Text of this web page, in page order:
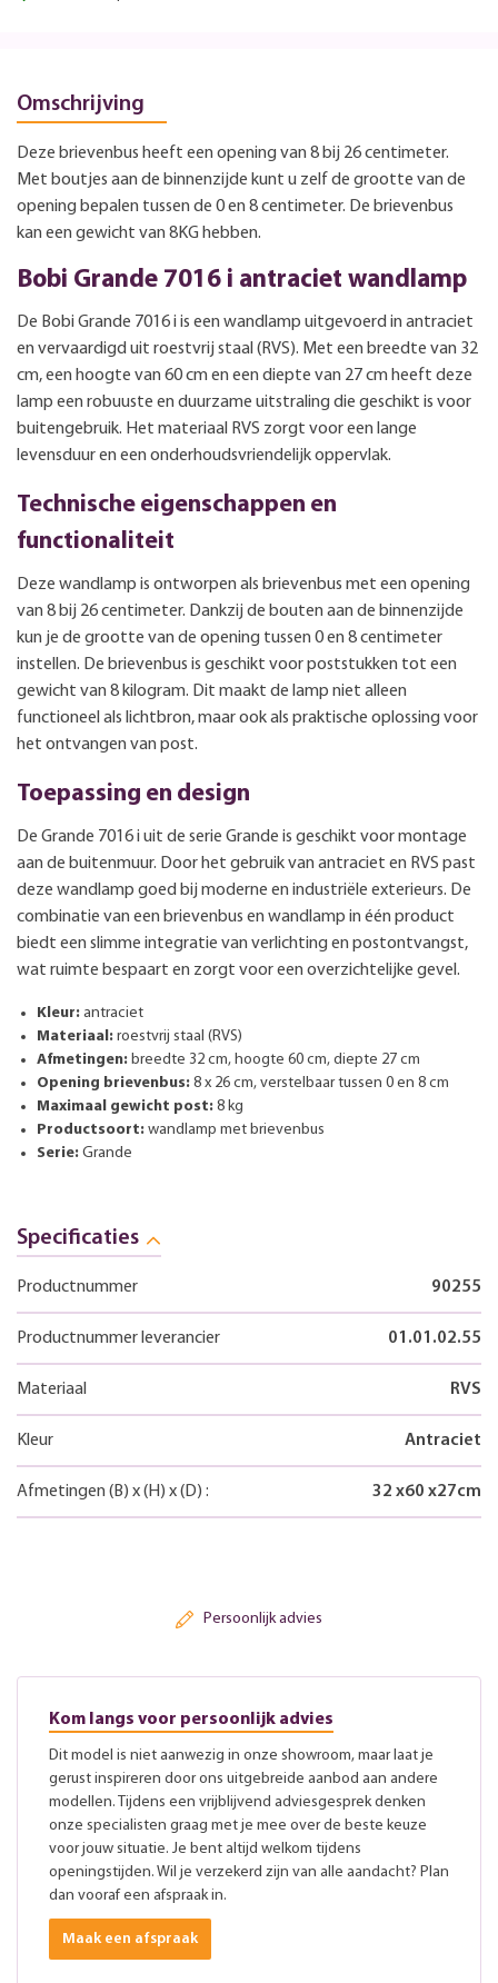
Omschrijving
Deze brievenbus heeft een opening van 8 bij 26 centimeter.
Met boutjes aan de binnenzijde kunt u zelf de grootte van de
opening bepalen tussen de 0 en 8 centimeter. De brievenbus
kan een gewicht van 8KG hebben.
Bobi Grande 7016 i antraciet wandlamp
De Bobi Grande 7016 i is een wandlamp uitgevoerd in antraciet
en vervaardigd uit roestvrij staal (RVS). Met een breedte van 32
cm, een hoogte van 60 cm en een diepte van 27 cm heeft deze
lamp een robuuste en duurzame uitstraling die geschikt is voor
buitengebruik. Het materiaal RVS zorgt voor een lange
levensduur en een onderhoudsvriendelijk oppervlak.
Technische eigenschappen en
functionaliteit
Deze wandlamp is ontworpen als brievenbus met een opening
van 8 bij 26 centimeter. Dankzij de bouten aan de binnenzijde
kun je de grootte van de opening tussen 0 en 8 centimeter
instellen. De brievenbus is geschikt voor poststukken tot een
gewicht van 8 kilogram. Dit maakt de lamp niet alleen
functioneel als lichtbron, maar ook als praktische oplossing voor
het ontvangen van post.
Toepassing en design
De Grande 7016 i uit de serie Grande is geschikt voor montage
aan de buitenmuur. Door het gebruik van antraciet en RVS past
deze wandlamp goed bij moderne en industriële exterieurs. De
combinatie van een brievenbus en wandlamp in één product
biedt een slimme integratie van verlichting en postontvangst,
wat ruimte bespaart en zorgt voor een overzichtelijke gevel.
Kleur: antraciet
Materiaal: roestvrij staal (RVS)
Afmetingen: breedte 32 cm, hoogte 60 cm, diepte 27 cm
Opening brievenbus: 8 x 26 cm, verstelbaar tussen 0 en 8 cm
Maximaal gewicht post: 8 kg
Productsoort: wandlamp met brievenbus
Serie: Grande
Specificaties
Productnummer 90255
Productnummer leverancier 01.01.02.55
Materiaal RVS
Kleur Antraciet
Afmetingen (B) x(H) x(D) : 32 x60 x27cm
Persoonlijk advies
Kom langs voor persoonlijk advies
Dit model is niet aanwezig in onze showroom, maar laat je
gerust inspireren door ons uitgebreide aanbod aan andere
modellen. Tijdens een vrijblijvend adviesgesprek denken
onze specialisten graag met je mee over de beste keuze
voor jouw situatie. Je bent altijd welkom tijdens
openingstijden. Wil je verzekerd zijn van alle aandacht? Plan
dan vooraf een afspraak in.
Maak een afspraak